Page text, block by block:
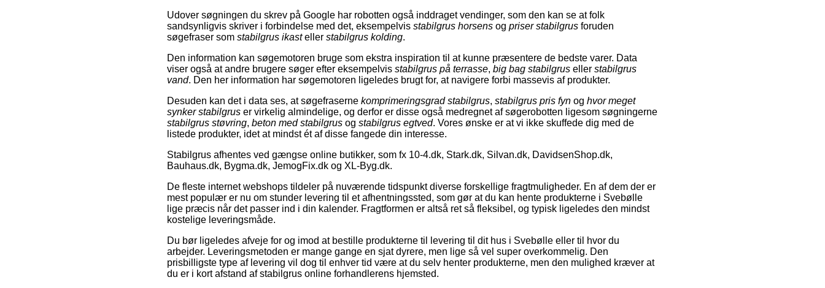
Udover søgningen du skrev på Google har robotten også inddraget vendinger, som den kan se at folk
sandsynligvis skriver i forbindelse med det, eksempelvis stabilgrus horsens og priser stabilgrus foruden
søgefraser som stabilgrus ikasteller stabilgrus kolding.
Den information kan søgemotoren bruge som ekstra inspiration til at kunne præsentere de bedste varer. Data
viser også at andre brugere søger efter eksempelvis stabilgrus på terrasse, big bag stabilgrus eller stabilgrus
vand. Den her information har søgemotoren ligeledes brugt for, at navigere forbi massevis af produkter.
Desuden kan det i data ses, at søgefraserne komprimeringsgrad stabilgrus, stabilgrus pris fyn og hvor meget
synker stabilgrus er virkelig almindelige, og derfor er disse også medregnet af søgerobotten ligesom søgningerne
stabilgrus støvring, beton med stabilgrus og stabilgrus egtved. Vores ønske er at vi ikke skuffede dig med de
listede produkter, idet at mindst ét af disse fangede din interesse.
Stabilgrus afhentes ved gængse online butikker, som fx 10-4.dk, Stark.dk, Silvan.dk, DavidsenShop.dk,
Bauhaus.dk, Bygma.dk, JemogFix.dk og XL-Byg.dk.
De fleste internet webshops tildeler på nuværende tidspunkt diverse forskellige fragtmuligheder. En af dem der er
mest populær er nu om stunder levering til et afhentningssted, som gør at du kan hente produkterne i Svebølle
lige præcis når det passer ind i din kalender. Fragtformen er altså ret så fleksibel, og typisk ligeledes den mindst
kostelige leveringsmåde.
Du bør ligeledes afveje for og imod at bestille produkterne til levering til dit hus i Svebølle eller til hvor du
arbejder. Leveringsmetoden er mange gange en sjat dyrere, men lige så vel super overkommelig. Den
prisbilligste type af levering vil dog til enhver tid være at du selv henter produkterne, men den mulighed kræver at
du er i kort afstand af stabilgrus online forhandlerens hjemsted.